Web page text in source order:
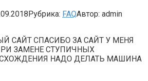
Рубрика: FAQАвтор: admin
САЙТ СПАСИБО ЗА САЙТ У МЕНЯ
ЗАМЕНЕ СТУПИЧНЫХ
НАДО ДЕЛАТЬ МАШИНА